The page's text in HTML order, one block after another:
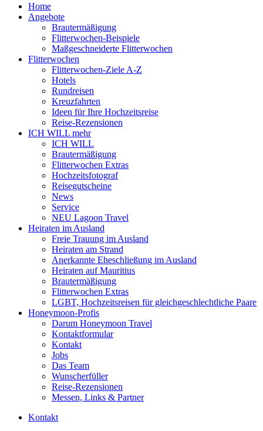
Home
Angebote
Brautermäßigung
Flitterwochen-Beispiele
Maßgeschneiderte Flitterwochen
Flitterwochen
Flitterwochen-Ziele A-Z
Hotels
Rundreisen
Kreuzfahrten
Ideen für Ihre Hochzeitsreise
Reise-Rezensionen
ICH WILL mehr
ICH WILL
Brautermäßigung
Flitterwochen Extras
Hochzeitsfotograf
Reisegutscheine
News
Service
NEU Lagoon Travel
Heiraten im Ausland
Freie Trauung im Ausland
Heiraten am Strand
Anerkannte Eheschließung im Ausland
Heiraten auf Mauritius
Brautermäßigung
Flitterwochen Extras
LGBT, Hochzeitsreisen für gleichgeschlechtliche Paare
Honeymoon-Profis
Darum Honeymoon Travel
Kontaktformular
Kontakt
Jobs
Das Team
Wunscherfüller
Reise-Rezensionen
Messen, Links & Partner
Kontakt